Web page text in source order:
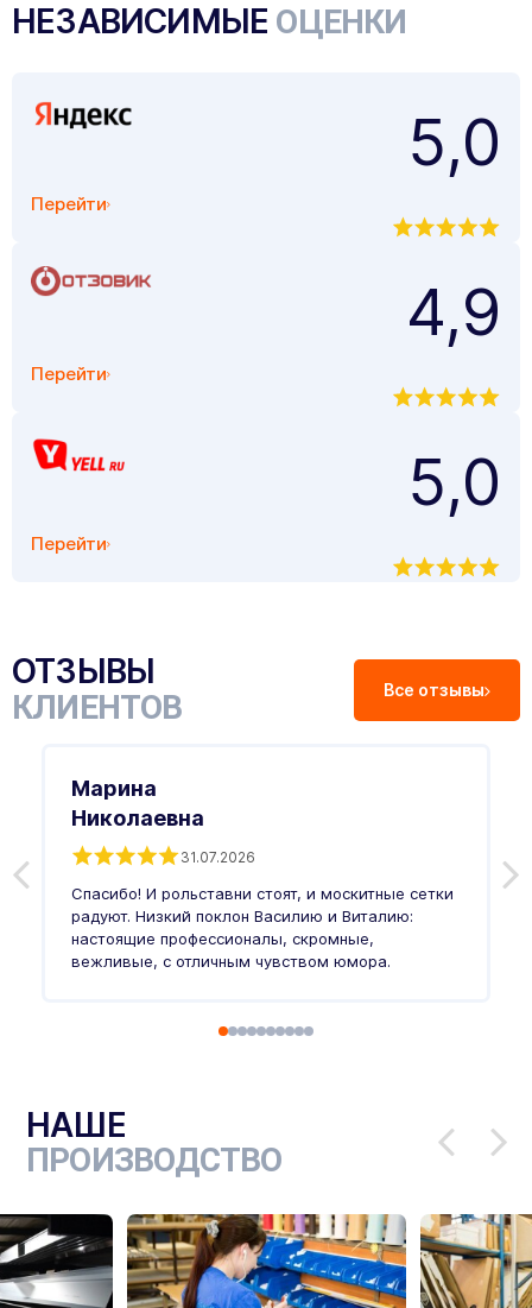
НЕЗАВИСИМЫЕ ОЦЕНКИ
Перейти
5,0
Перейти
4,9
Перейти
5,0
ОТЗЫВЫ
КЛИЕНТОВ Все отзывы
Марина
Николаевна
31.07.2026
Спасибо! И рольставни стоят, и москитные сетки
радуют. Низкий поклон Василию и Виталию:
настоящие профессионалы, скромные,
вежливые, с отличным чувством юмора.
НАШЕ
ПРОИЗВОДСТВО